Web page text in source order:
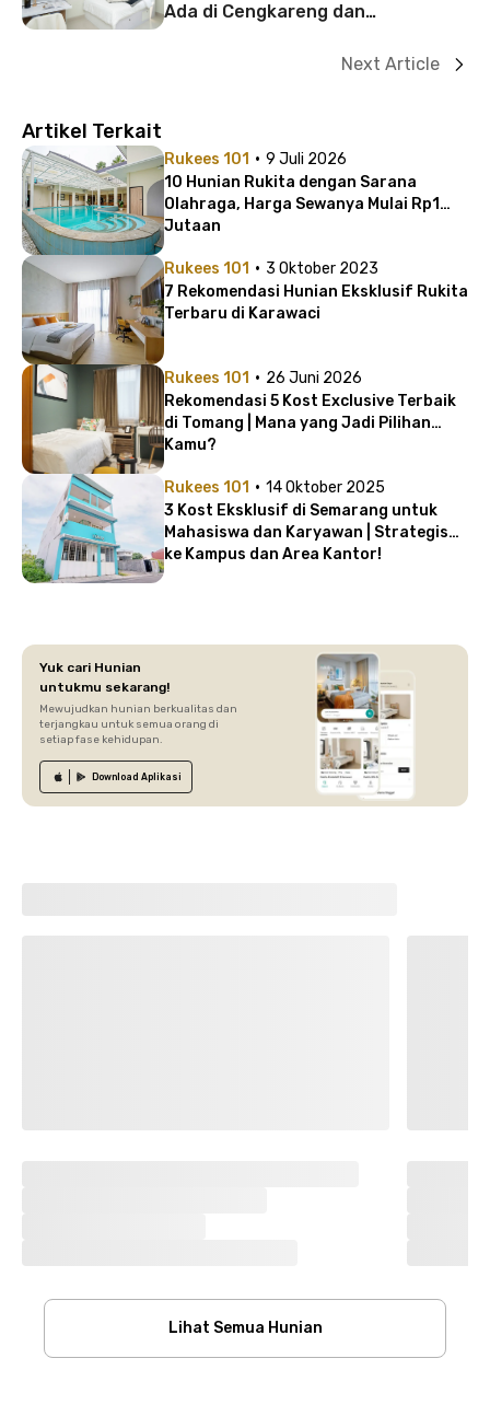
Ada di Cengkareng dan
Next Article
Artikel Terkait
Rukees 101 · 9 Juli 2026
10 Hunian Rukita dengan Sarana
Olahraga, Harga Sewanya Mulai Rp1
Jutaan
Rukees 101 · 3 Oktober 2023
7 Rekomendasi Hunian Eksklusif Rukita
Terbaru di Karawaci
Rukees 101 · 26 Juni 2026
Rekomendasi 5 Kost Exclusive Terbaik
di Tomang | Mana yang Jadi Pilihan
Kamu?
Rukees 101 · 14 Oktober 2025
3 Kost Eksklusif di Semarang untuk
Mahasiswa dan Karyawan | Strategis
ke Kampus dan Area Kantor!
Yuk cari Hunian
untukmu sekarang!
Mewujudkan hunian berkualitas dan
terjangkau untuk semua orang di
setiap fase kehidupan.
Download Aplikasi
Lihat Semua Hunian